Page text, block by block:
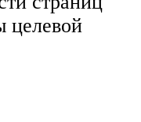
целевой